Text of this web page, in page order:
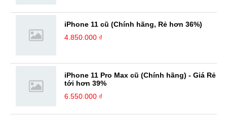
iPhone 11 cũ (Chính hãng, Rẻ hơn 36%)
4.850.000 ₫
iPhone 11 Pro Max cũ (Chính hãng) - Giá Rẻ
tới hơn 39%
6.550.000 ₫